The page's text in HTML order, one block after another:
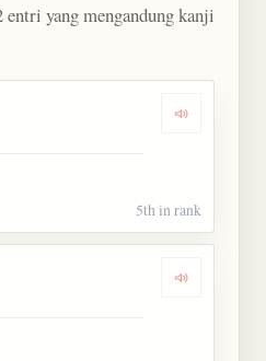
yang mengandung kanji
Dengarkan
5th in rank
Dengarkan